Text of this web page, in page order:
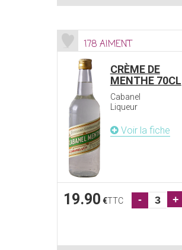
178 AIMENT
CRÈME DE
MENTHE 70CL
Cabanel
Liqueur
Voir la fiche
19.90 €TTC - +